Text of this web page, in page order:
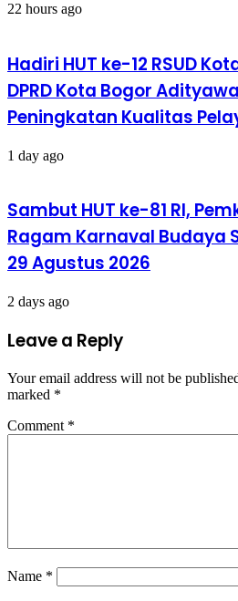
22 hours ago
Hadiri HUT ke-12 RSUD
DPRD Kota Bogor
Peningkatan Kualitas
1 day ago
Sambut HUT ke-81 RI,
Ragam Karnaval Budaya
29 Agustus 2026
2 days ago
Leave a Reply
Your email address will not be
marked *
Comment *
Name *